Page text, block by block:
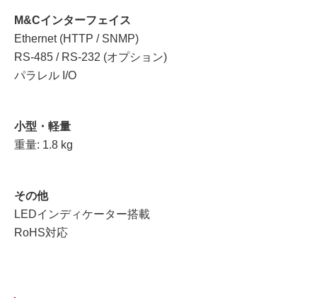
M&Cインターフェイス
Ethernet (HTTP / SNMP)
RS-485 / RS-232 (オプション)
パラレル I/O
小型・軽量
重量: 1.8 kg
その他
LEDインディケーター搭載
RoHS対応